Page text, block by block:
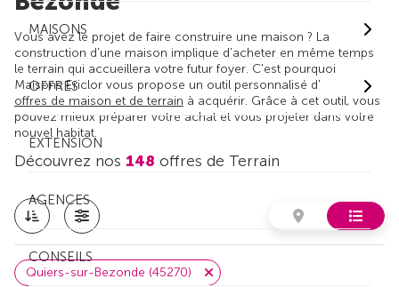
MAISONS
OFFRES
EXTENSION
AGENCES
CONSEILS
Vous avez le projet de faire construire une maison ? La
construction d'une maison implique d'acheter en même temps
le terrain qui accueillera votre futur foyer. C'est pourquoi
Maisons Ericlor vous propose un outil personnalisé d'
offres de maison et de terrain à acquérir. Grâce à cet outil, vous
pouvez mieux préparer votre achat et vous projeter dans votre
nouvel habitat.
Découvrez nos 148 offres de Terrain
Quiers-sur-Bezonde (45270)